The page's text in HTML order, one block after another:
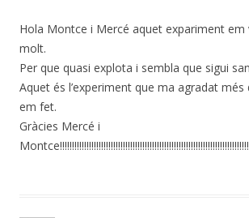
Hola Montce i Mercé aquet expariment em
molt.
Per que quasi explota i sembla que sigui
Aquet és l’experiment que ma agradat
em fet.
Gràcies Mercé i